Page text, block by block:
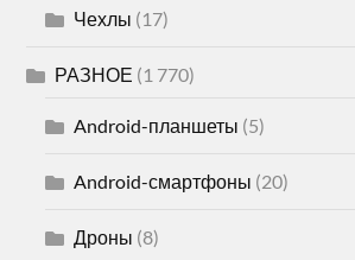
Чехлы (17)
РАЗНОЕ (1 770)
Android-планшеты (5)
Android-смартфоны (20)
Дроны (8)